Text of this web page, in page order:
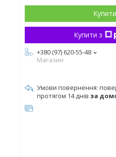
Купити
Купити з
+380 (97) 620-55-48
Магазин
протягом 14 днів за